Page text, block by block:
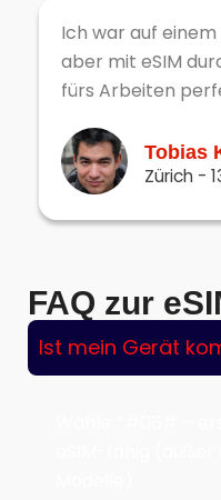
Ich war auf einem
aber mit eSIM
fürs Arbeiten
Tobias
Zürich -
FAQ zur
Ist mein Gerät